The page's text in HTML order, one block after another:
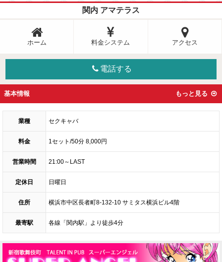
関内 アマテラス
ホーム 料金システム アクセス
電話する
基本情報 もっと見る
業種 セクキャバ
料金 1セット/50分 8,000円
営業時間 21:00～LAST
定休日 日曜日
住所 横浜市中区長者町8-132-10 サミタス横浜ビル4階
最寄駅 各線「関内駅」より徒歩4分